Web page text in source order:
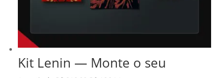
Kit Lenin — Monte o seu